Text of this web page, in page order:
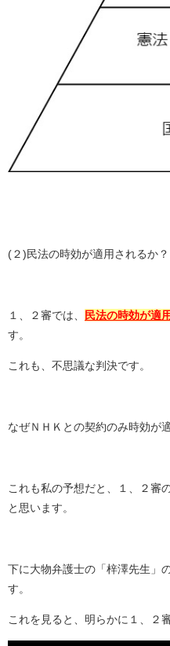
(２)民法の時効が適用されるか？
１、２審では、 民法の時効が適
す。
これも、不思議な判決です。
なぜＮＨＫとの契約のみ時効が
これも私の予想だと、１、２審
と思います。
下に大物弁護士の「梓澤先生」
す。
これを見ると、明らかに１、２